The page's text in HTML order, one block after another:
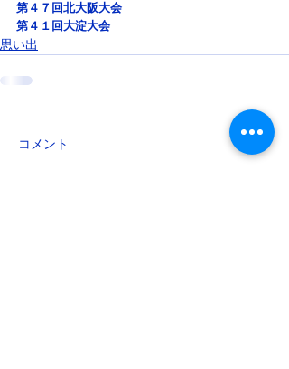
第４７回北大阪大会
第４１回大淀大会
思い出
コメント